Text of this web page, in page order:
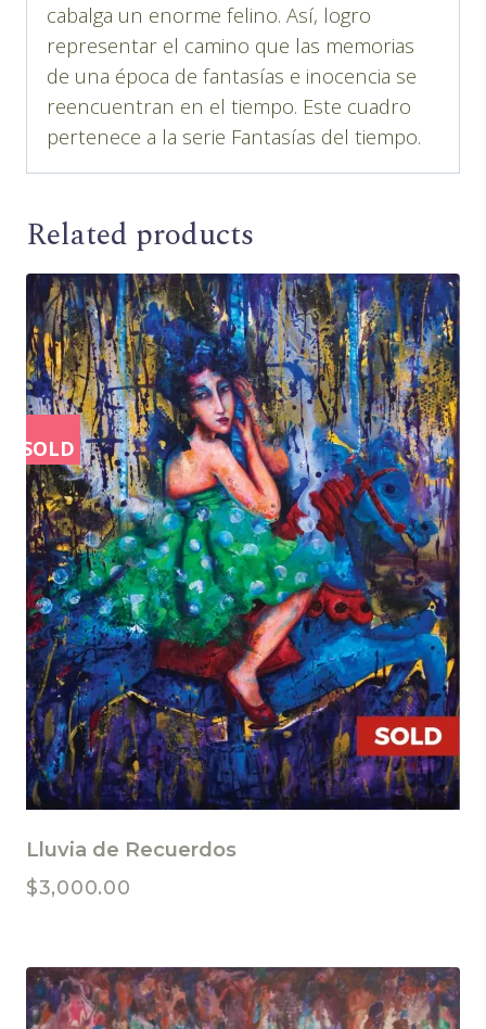
cabalga un enorme felino. Así, logro
representar el camino que las memorias
de una época de fantasías e inocencia se
reencuentran en el tiempo. Este cuadro
pertenece a la serie Fantasías del tiempo.
Related products
SOLD
Lluvia de Recuerdos
$3,000.00